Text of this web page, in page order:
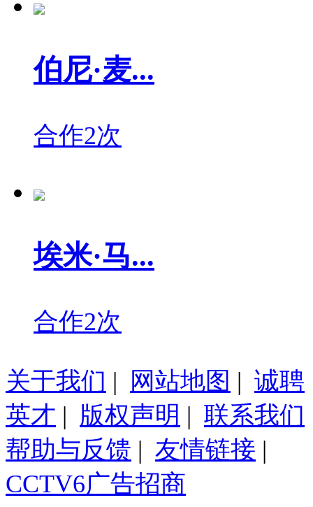
伯尼·麦...
合作2次
埃米·马...
合作2次
关于我们 | 网站地图 | 诚聘
英才 | 版权声明 | 联系我们
帮助与反馈 | 友情链接 |
CCTV6广告招商